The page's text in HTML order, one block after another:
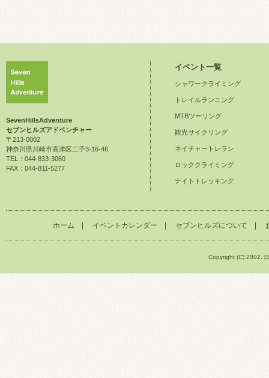
SevenHillsAdventure
セブンヒルズアドベンチャー
〒213-0002
神奈川県川崎市高津区二子3-16-46
TEL：044-833-3060
FAX：044-811-5277
イベント一覧
シャワークライミング
トレイルランニング
MTBツーリング
観光サイクリング
ネイチャートレラン
ロッククライミング
ナイトトレッキング
ホーム イベントカレンダー セブンヒルズについて
Copyright (C) 2002.